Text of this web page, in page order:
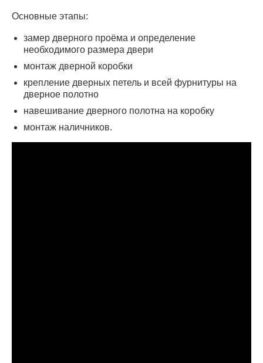
Основные этапы:
замер дверного проёма и определение
необходимого размера двери
монтаж дверной коробки
крепление дверных петель и всей фурнитуры на
дверное полотно
навешивание дверного полотна на коробку
монтаж наличников.